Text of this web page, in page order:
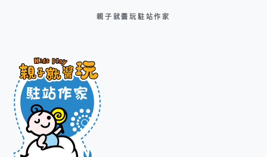
親子就醬玩駐站作家